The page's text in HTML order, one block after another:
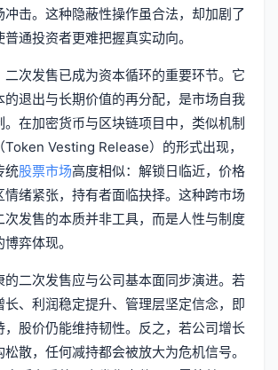
冲击。这种隐蔽性操作虽合法，却加剧了
通投资者更难把握真实动向。
二次发售已成为资本循环的重要环节。它
的退出与长期价值的再分配，是市场自我
在加密货币与区块链项目中，类似机制
Vesting Release）的形式出现，
统股票市场高度相似：解锁日临近，价格
情绪紧张，持有者面临抉择。这种跨市场
次发售的本质并非工具，而是人性与制度
弈体现。
的二次发售应与公司基本面同步演进。若
长、利润稳定提升、管理层坚定信念，即
，股价仍能维持韧性。反之，若公司增长
散，任何减持都会被放大为危机信号。